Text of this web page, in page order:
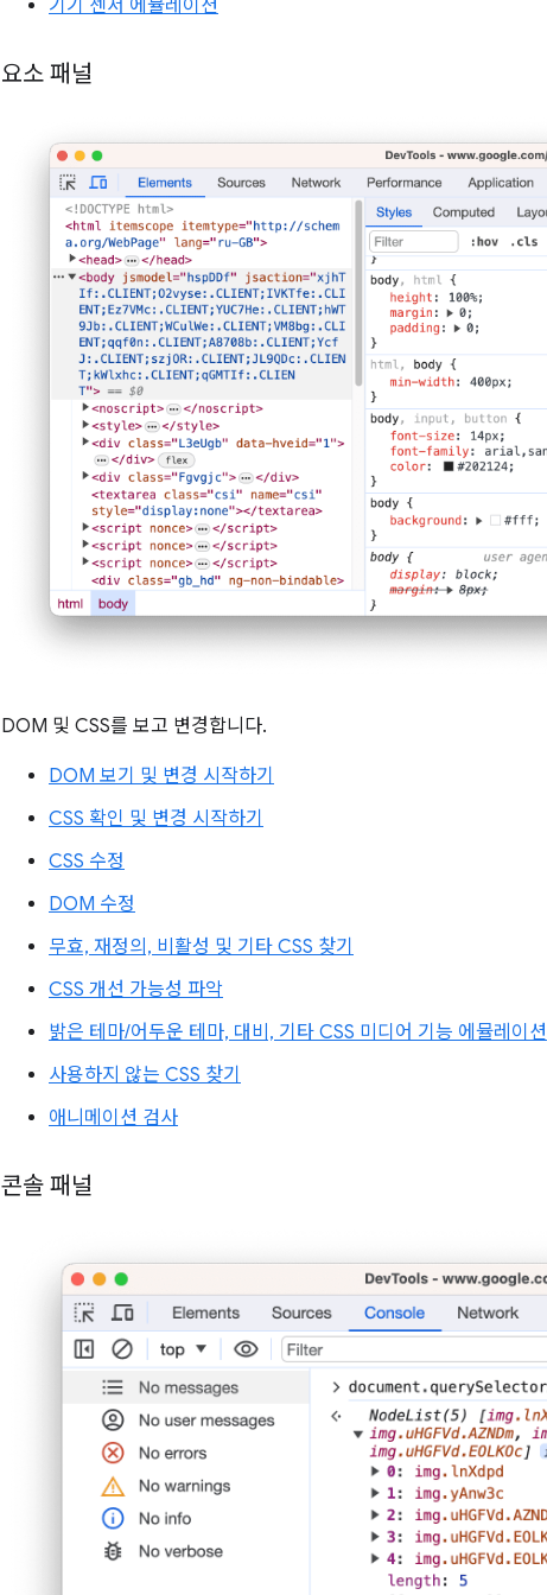
기기 센서 에뮬레이션
요소 패널
DOM 및 CSS를 보고 변경합니다.
DOM 보기 및 변경 시작하기
CSS 확인 및 변경 시작하기
CSS 수정
DOM 수정
무효, 재정의, 비활성 및 기타 CSS 찾기
CSS 개선 가능성 파악
밝은 테마/어두운 테마, 대비, 기타 CSS 미디어 기능 에뮬레이션
사용하지 않는 CSS 찾기
애니메이션 검사
콘솔 패널